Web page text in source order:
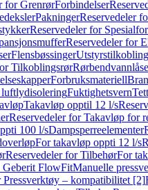
for GrenrørForbindelser
PakningerReservedeler
Reservedeler for
Reservedeler for
Flensbøssinger
Tilkoblingsrør
Forbruksmateriell
Fuktighetsvern
Takavløp opptil 12 l/s
Reservedeler for Takavløp for
100 l/sDampsperreelementer
For takavløp oppti 12 l/s
Reservedeler for TilbehørFor
Geberit FlowFitManuelle
Pressverktøy – kompatibilitet [2]